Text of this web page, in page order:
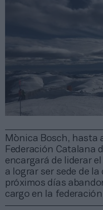
Mònica Bosch, hasta
Federación Catalana
encargará de liderar
a lograr ser sede de
próximos días
cargo en la